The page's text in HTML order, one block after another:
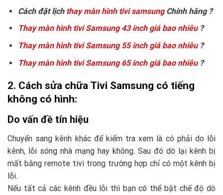
Cách đặt lịch thay màn hình tivi samsungChính hãng ?
Thay màn hình tivi Samsung 43 inch giá bao nhiêu?
Thay màn hình tivi Samsung 55 inch giá bao nhiêu?
Thay màn hình tivi Samsung 65 inch giá bao nhiêu?
2. Cách sửa chữa Tivi Samsung có tiếng
không có hình:
Do vấn đề tín hiệu
Chuyển sang kênh khác để kiểm tra xem là có phải do lỗi
kênh, lỗi sóng nhà mạng hay không. Sau đó dò lại kênh bị
mất bằng remote tivi trong trường hợp chỉ có một kênh bị
lỗi.
Nếu tất cả các kênh đều lỗi thì bạn có thể bật chế độ dò